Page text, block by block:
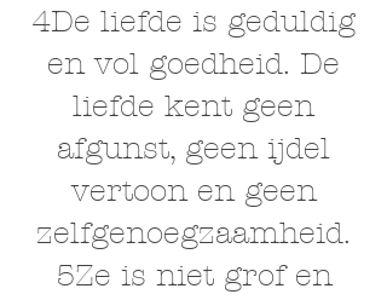
4De liefde is geduldig
en vol goedheid. De
liefde kent geen
afgunst, geen ijdel
vertoon en geen
zelfgenoegzaamheid.
5Ze is niet grof en